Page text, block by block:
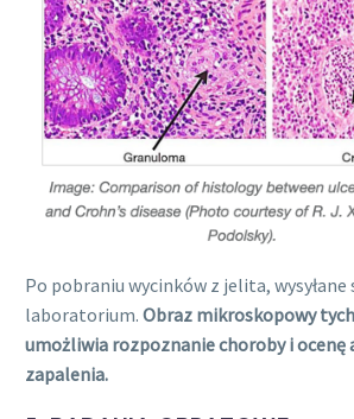
Po pobraniu wycinków z jelita, wysyłane
laboratorium. Obraz mikroskopowy
umożliwia rozpoznanie choroby i ocenę
zapalenia.